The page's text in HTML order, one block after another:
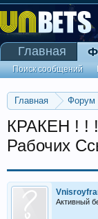
Главная Форум
КРАКЕН ! !
Рабочих
Активный
Главная
Поиск сообщений